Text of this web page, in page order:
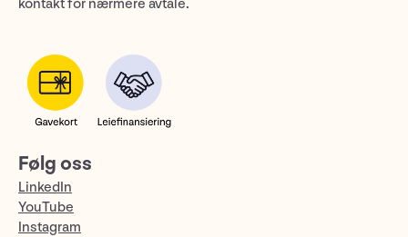
kontakt for nærmere avtale.
Følg oss
LinkedIn
YouTube
Instagram